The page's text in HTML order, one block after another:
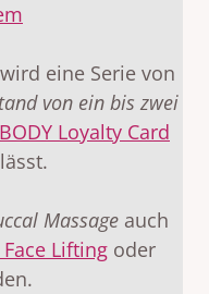
eine Serie von
von ein bis zwei
Loyalty Card
Massage auch
Lifting oder